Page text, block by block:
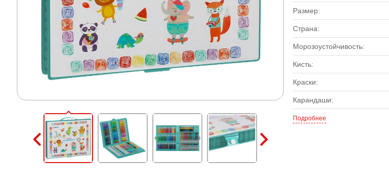
Размер:
Страна:
Морозоустойчивость:
Кисть:
Краски:
Карандаши:
Подробнее